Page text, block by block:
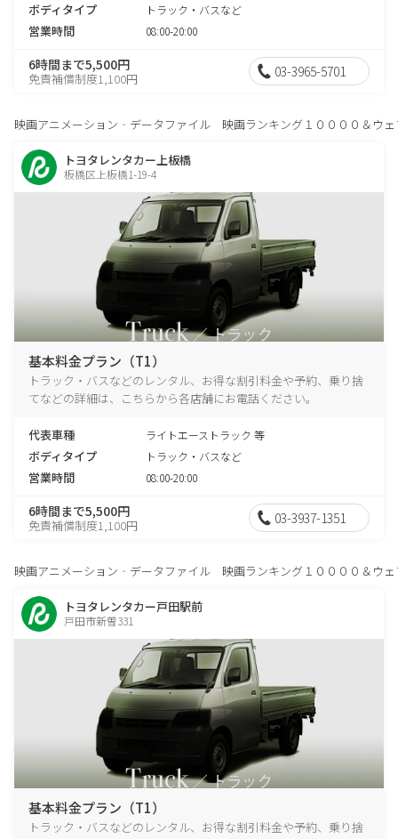
ボディタイプ トラック・バスなど
営業時間 08:00-20:00
6時間まで5,500円
免責補償制度1,100円 03-3965-5701
映画アニメーション‐データファイル 映画ランキング１００００＆ウェ
トヨタレンタカー上板橋
板橋区上板橋1-19-4
基本料金プラン（T1）
トラック・バスなどのレンタル、お得な割引料金や予約、乗り捨
てなどの詳細は、こちらから各店舗にお電話ください。
代表車種 ライトエーストラック 等
ボディタイプ トラック・バスなど
営業時間 08:00-20:00
6時間まで5,500円
免責補償制度1,100円 03-3937-1351
映画アニメーション‐データファイル 映画ランキング１００００＆ウェ
トヨタレンタカー戸田駅前
戸田市新曽331
基本料金プラン（T1）
トラック・バスなどのレンタル、お得な割引料金や予約、乗り捨